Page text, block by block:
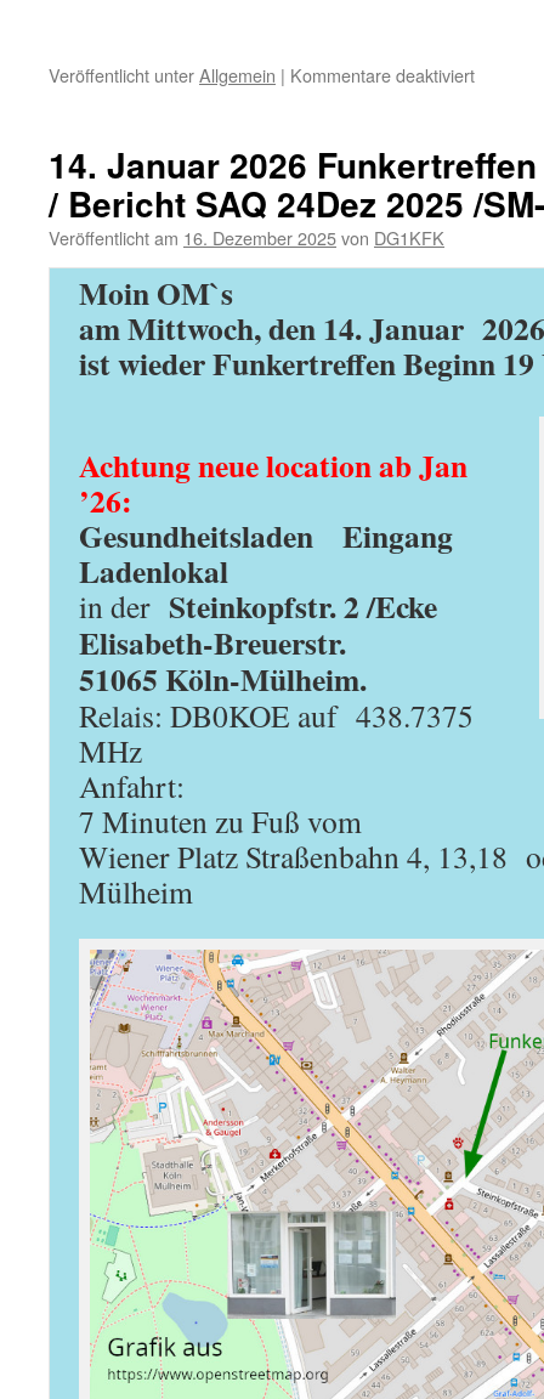
Veröffentlicht unterAllgemein | Kommentare deaktiviertfür
14. Januar 2026
/ Bericht SAQ 24Dez 2025 /
Veröffentlicht am 16. Dezember 2025von DG1KFK
Moin OM`s
am Mittwoch, den 14. Januar 2026
ist wiederFunkertreffen Beginn
Achtung neue location ab Jan
’26:
Gesundheitsladen Eingang
Ladenlokal
in der Steinkopfstr. 2 /Ecke
Elisabeth-Breuerstr.
51065 Köln-Mülheim.
Relais: DB0KOE auf 438.7375
MHz
Anfahrt:
7 Minuten zu Fuß vom
Wiener Platz Straßenbahn 4, 13,18
Mülheim